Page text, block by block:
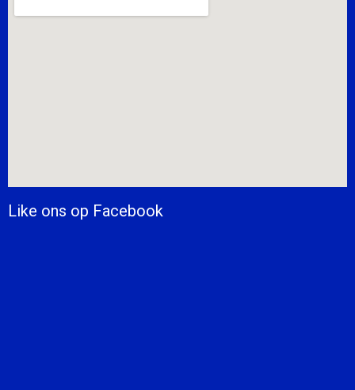
Like ons op Facebook